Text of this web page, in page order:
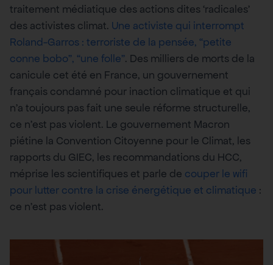
traitement médiatique des actions dites ‘radicales’
des activistes climat. Une activiste qui interrompt
Roland-Garros : terroriste de la pensée, “petite
conne bobo”, “une folle”. Des milliers de morts de la
canicule cet été en France, un gouvernement
français condamné pour inaction climatique et qui
n’a toujours pas fait une seule réforme structurelle,
ce n’est pas violent. Le gouvernement Macron
piétine la Convention Citoyenne pour le Climat, les
rapports du GIEC, les recommandations du HCC,
méprise les scientifiques et parle de couper le wifi
pour lutter contre la crise énergétique et climatique :
ce n’est pas violent.